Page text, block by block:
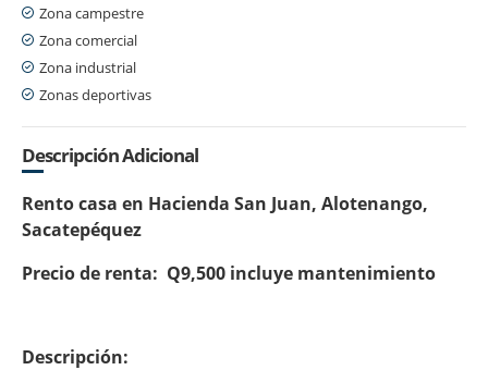
Zona campestre
Zona comercial
Zona industrial
Zonas deportivas
Descripción Adicional
Rento casa en Hacienda San Juan, Alotenango,
Sacatepéquez
Precio de renta: Q9,500 incluye mantenimiento
Descripción: